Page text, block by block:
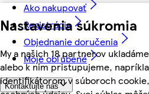
Nastavenia súkromia
My a našich 18 partnerov
alebo k nim pristupujeme,
identifikátorom v súboroch
Ako nakupovať
Registrácia
Objednanie doručenia
Moje obľúbené
Kontaktujte nás